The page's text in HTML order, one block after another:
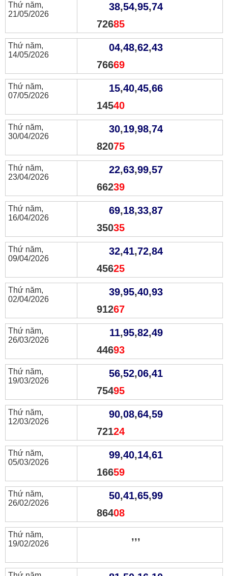
Thứ năm,
21/05/2026
38,54,95,74
72685
Thứ năm,
14/05/2026
04,48,62,43
76669
Thứ năm,
07/05/2026
15,40,45,66
14540
Thứ năm,
30/04/2026
30,19,98,74
82075
Thứ năm,
23/04/2026
22,63,99,57
66239
Thứ năm,
16/04/2026
69,18,33,87
35035
Thứ năm,
09/04/2026
32,41,72,84
45625
Thứ năm,
02/04/2026
39,95,40,93
91267
Thứ năm,
26/03/2026
11,95,82,49
44693
Thứ năm,
19/03/2026
56,52,06,41
75495
Thứ năm,
12/03/2026
90,08,64,59
72124
Thứ năm,
05/03/2026
99,40,14,61
16659
Thứ năm,
26/02/2026
50,41,65,99
86408
Thứ năm,
19/02/2026
,,,